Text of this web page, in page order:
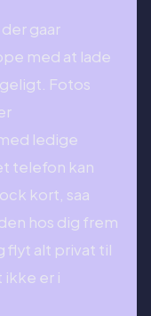
gaar
med at lade
Fotos
ledige
telefon kan
kort, saa
hos dig frem
flyt alt privat til
er i